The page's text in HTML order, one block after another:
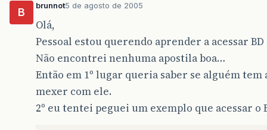
B
brunnot5 de agosto de 2005
Olá,
Pessoal estou querendo aprender a acessar BD
Não encontrei nenhuma apostila boa…
Então em 1º lugar queria saber se alguém
mexer com ele.
2º eu tentei peguei um exemplo que acessar o